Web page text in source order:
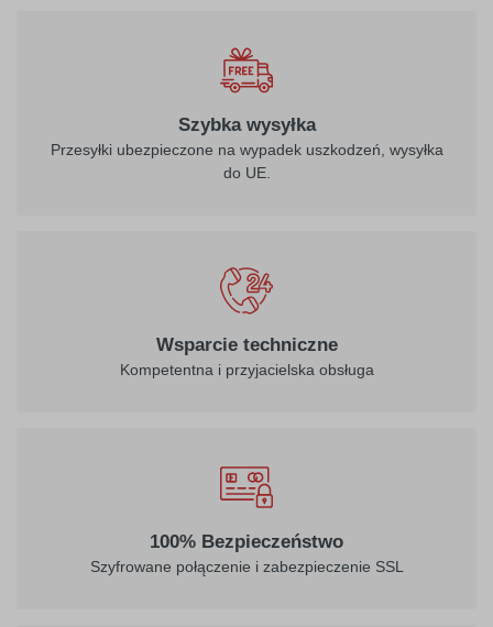
Szybka wysyłka
Przesyłki ubezpieczone na wypadek uszkodzeń, wysyłka
do UE.
Wsparcie techniczne
Kompetentna i przyjacielska obsługa
100% Bezpieczeństwo
Szyfrowane połączenie i zabezpieczenie SSL